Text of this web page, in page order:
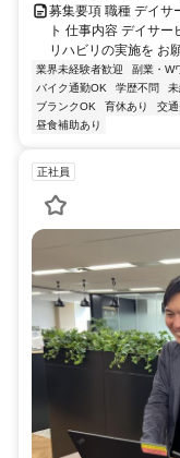
募集要項 職種 デイサ
ト 仕事内容 デイサ
リハビリの実施を お
業界未経験者歓迎 副業・W
バイク通勤OK
学歴不問
ブランクOK
育休あり 交
昼食補助あり
正社員